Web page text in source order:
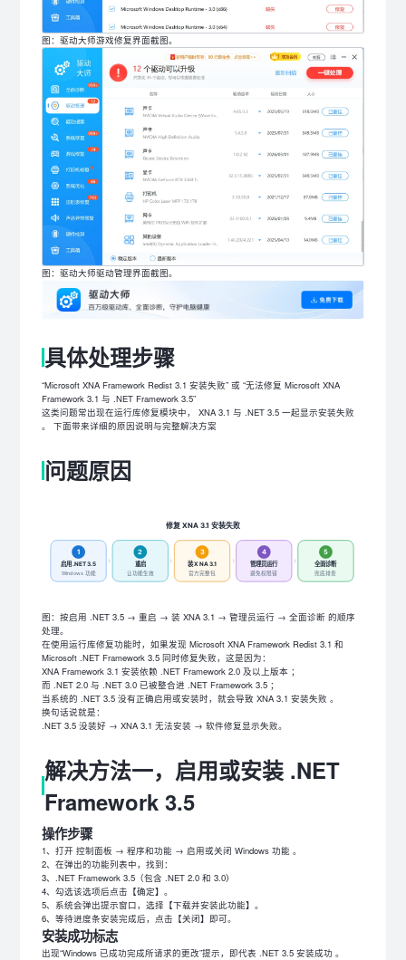
图：驱动大师游戏修复界面截图。
图：驱动大师驱动管理界面截图。
具体处理步骤
“Microsoft XNA Framework Redist 3.1 安装失败” 或 “无法修复 Microsoft XNA
Framework 3.1 与 .NET Framework 3.5”
这类问题常出现在运行库修复模块中， XNA 3.1 与 .NET 3.5 一起显示安装失败
。 下面带来详细的原因说明与完整解决方案
问题原因
修复 XNA 3.1 安装失败
1
启用 .NET 3.5
Windows 功能
›
2
重启
让功能生效
›
3
装 XNA 3.1
官方完整包
›
4
管理员运行
避免权限错
›
5
全面诊断
兜底排查
图：按启用 .NET 3.5 → 重启 → 装 XNA 3.1 → 管理员运行 → 全面诊断 的顺序
处理。
在使用运行库修复功能时，如果发现 Microsoft XNA Framework Redist 3.1 和
Microsoft .NET Framework 3.5 同时修复失败，这是因为：
XNA Framework 3.1 安装依赖 .NET Framework 2.0 及以上版本 ；
而 .NET 2.0 与 .NET 3.0 已被整合进 .NET Framework 3.5 ；
当系统的 .NET 3.5 没有正确启用或安装时，就会导致 XNA 3.1 安装失败 。
换句话说就是：
.NET 3.5 没装好 → XNA 3.1 无法安装 → 软件修复显示失败。
解决方法一，启用或安装 .NET
Framework 3.5
操作步骤
1、打开 控制面板 → 程序和功能 → 启用或关闭 Windows 功能 。
2、在弹出的功能列表中，找到：
3、.NET Framework 3.5（包含 .NET 2.0 和 3.0）
4、勾选该选项后点击【确定】。
5、系统会弹出提示窗口，选择【下载并安装此功能】。
6、等待进度条安装完成后，点击【关闭】即可。
安装成功标志
出现“Windows 已成功完成所请求的更改”提示，即代表 .NET 3.5 安装成功 。